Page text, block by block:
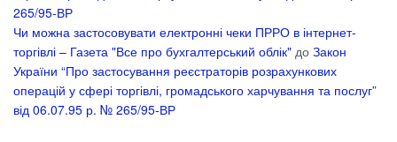
265/95-ВР
Чи можна застосовувати електронні чеки ПРРО в інтернет-
торгівлі – Газета "Все про бухгалтерський облік" до Закон
України “Про застосування реєстраторів розрахункових
операцій у сфері торгівлі, громадського харчування та послуг”
від 06.07.95 р. № 265/95-ВР